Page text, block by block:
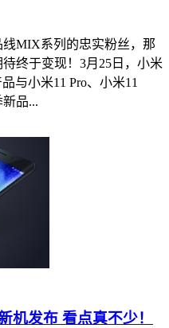
MIX系列的忠实粉丝，那
终于变现！3月25日，小米
与小米11 Pro、小米11
品...
发布 看点真不少！